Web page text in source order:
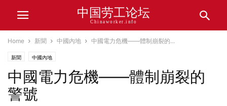
中国劳工论坛
Chinaworker.info
Home 新聞 中國內地 中國電力危機——體制崩裂的...
新聞 中國內地
中國電力危機——體制崩裂的
警號